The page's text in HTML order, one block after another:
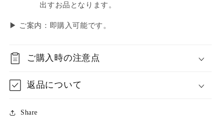
出すお品となります。
▶ ご案内：即購入可能です。
ご購入時の注意点
返品について
Share